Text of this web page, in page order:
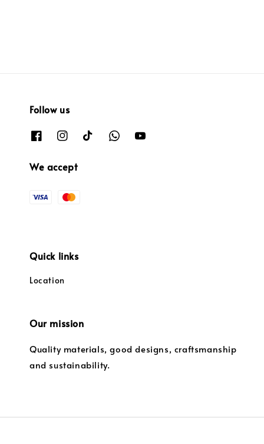
Follow us
We accept
Quick links
Location
Our mission
Quality materials, good designs, craftsmanship
and sustainability.